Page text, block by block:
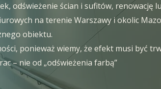
odświeżenie ścian i sufitów, renowację
na terenie Warszawy i okolic
obiektu.
ponieważ wiemy, że efekt musi być
– nie od „odświeżenia farbą”